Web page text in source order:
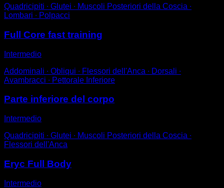
Quadricipiti ∙ Glutei ∙ Muscoli Posteriori della Coscia ∙
Lombari ∙ Polpacci
Full Core fast training
Intermedio
Addominali ∙ Obliqui ∙ Flessori dell'Anca ∙ Dorsali ∙
Avambracci ∙ Pettorale Inferiore
Parte inferiore del corpo
Intermedio
Quadricipiti ∙ Glutei ∙ Muscoli Posteriori della Coscia ∙
Flessori dell'Anca
Eryc Full Body
Intermedio